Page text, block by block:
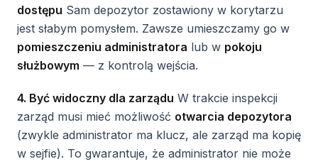
dostępu Sam depozytor zostawiony w korytarzu
jest słabym pomysłem. Zawsze umieszczamy go w
pomieszczeniu administratora lub w pokoju
służbowym — z kontrolą wejścia.
4. Być widoczny dla zarządu W trakcie inspekcji
zarząd musi mieć możliwość otwarcia depozytora
(zwykle administrator ma klucz, ale zarząd ma kopię
w sejfie). To gwarantuje, że administrator nie może